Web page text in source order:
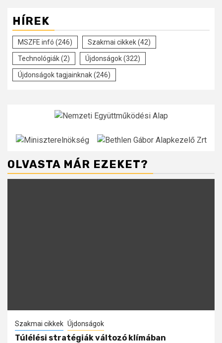
HÍREK
MSZFE infó (246) Szakmai cikkek(42)
Technológiák(2) Újdonságok(322)
Újdonságok tagjainknak(246)
OLVASTA MÁR EZEKET?
Szakmai cikkek Újdonságok
Túlélési stratégiák változó klímában